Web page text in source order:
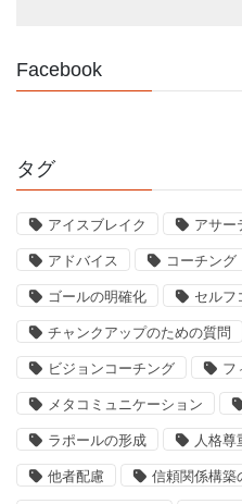
Facebook
タグ
アイスブレイク アサー
アドバイス コーチング
ゴールの明確化 セルフ
チャンクアップのための質問
ビジョンコーチング フ
メタコミュニケーション
ラポールの形成 人格尊
他者配慮 信頼関係構築